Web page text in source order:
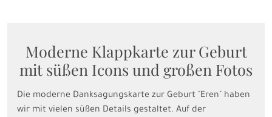
Moderne Klappkarte zur Geburt
mit süßen Icons und großen Fotos
Die moderne Danksagungskarte zur Geburt "Eren" haben
wir mit vielen süßen Details gestaltet. Auf der